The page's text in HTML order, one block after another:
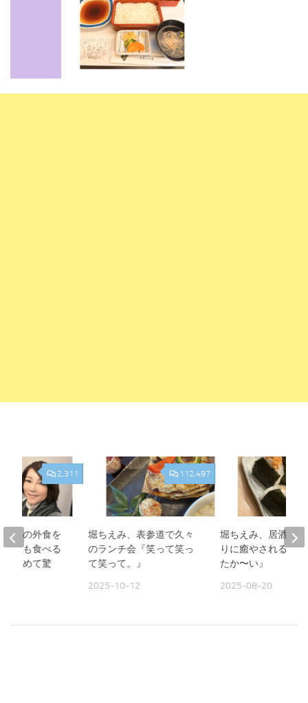
112,497
堀ちえみ、表参道で久々
のランチ会『笑って笑っ
て笑って。』
2025-10-12
堀ちえみ、居酒屋
りに癒やされる夜
たか〜い』
2025-08-20
2,311
夫との外食を
よりも食べる
て改めて驚